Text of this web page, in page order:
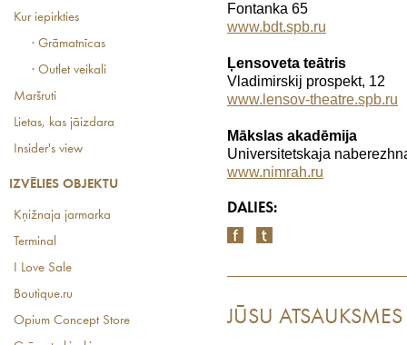
Kur iepirkties
· Grāmatnīcas
· Outlet veikali
Maršruti
Lietas, kas jāizdara
Insider's view
IZVĒLIES OBJEKTU
Kņižnaja jarmarka
Terminal
I Love Sale
Boutique.ru
Opium Concept Store
Fontanka 65
www.bdt.spb.ru
Ļensoveta teātris
Vladimirskij prospekt, 12
www.lensov-theatre.spb.ru
Mākslas akadēmija
Universitetskaja
www.nimrah.ru
DALIES:
JŪSU ATSAUKSMES